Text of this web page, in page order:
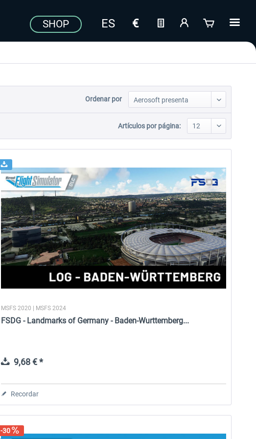
SHOP
Ordenar por
Artículos por página:
MSFS 2020 | MSFS 2024
FSDG - Landmarks of Germany - Baden-Wurttemberg...
9,68 € *
Recordar
-30